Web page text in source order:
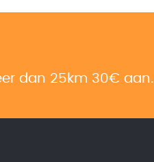
dan 25km 30€ aan.